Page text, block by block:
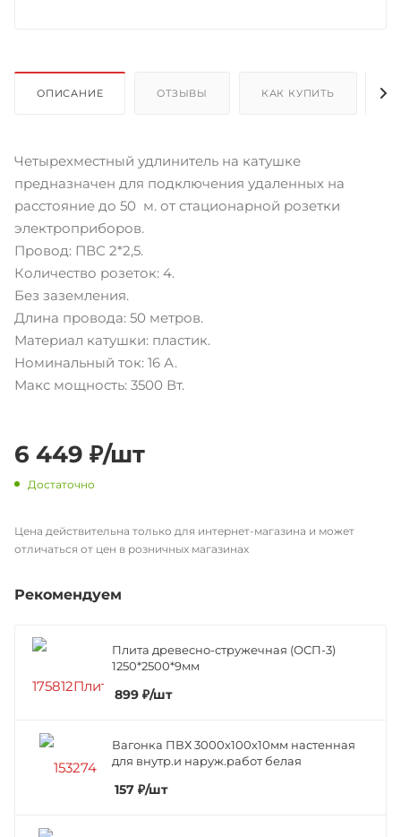
ОПИСАНИЕ ОТЗЫВЫ КАК КУПИТЬ
Четырехместный удлинитель на катушке
предназначен для подключения удаленных на
расстояние до 50 м. от стационарной розетки
электроприборов.
Провод: ПВС 2*2,5.
Количество розеток: 4.
Без заземления.
Длина провода: 50 метров.
Материал катушки: пластик.
Номинальный ток: 16 А.
Макс мощность: 3500 Вт.
6 449 ₽/шт
Достаточно
Цена действительна только для интернет-магазина и может
отличаться от цен в розничных магазинах
Рекомендуем
Плита древесно-стружечная (ОСП-3)
1250*2500*9мм
899 ₽/шт
Вагонка ПВХ 3000х100х10мм настенная
для внутр.и наруж.работ белая
157 ₽/шт